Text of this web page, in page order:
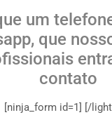
um
que
contato
[ninja_form id=1] [/